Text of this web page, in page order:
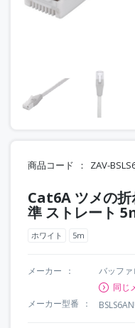
商品コード ZAV-
Cat6A ツメの
準 ストレート
ホワイト 5m
メーカー
バッファ
同じ
メーカー型番